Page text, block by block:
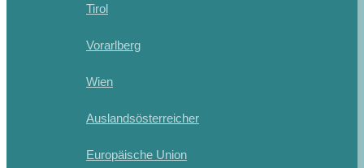
Tirol
Vorarlberg
Wien
Auslandsösterreicher
Europäische Union